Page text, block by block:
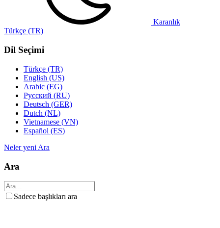
Karanlık
Türkçe (TR)
Dil Seçimi
Türkçe (TR)
English (US)
Arabic (EG)
Русский (RU)
Deutsch (GER)
Dutch (NL)
Vietnamese (VN)
Español (ES)
Neler yeni Ara
Ara
Sadece başlıkları ara